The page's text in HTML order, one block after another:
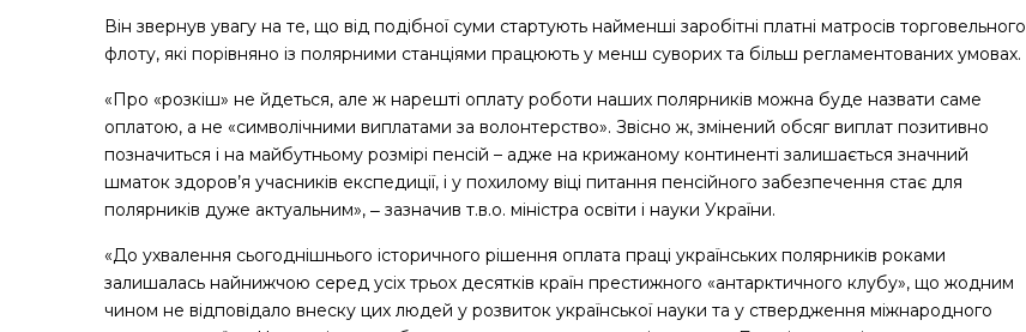
Він звернув увагу на те, що від подібної суми стартують найменші заробітні платні матросів торговельного
флоту, які порівняно із полярними станціями працюють у менш суворих та більш регламентованих умовах.
«Про «розкіш» не йдеться, але ж нарешті оплату роботи наших полярників можна буде назвати саме
оплатою, а не «символічними виплатами за волонтерство». Звісно ж, змінений обсяг виплат позитивно
позначиться і на майбутньому розмірі пенсій – адже на крижаному континенті залишається значний
шматок здоров’я учасників експедиції, і у похилому віці питання пенсійного забезпечення стає для
полярників дуже актуальним», ‒ зазначив т.в.о. міністра освіти і науки України.
«До ухвалення сьогоднішнього історичного рішення оплата праці українських полярників роками
залишалась найнижчою серед усіх трьох десятків країн престижного «антарктичного клубу», що жодним
чином не відповідало внеску цих людей у розвиток української науки та у ствердження міжнародного